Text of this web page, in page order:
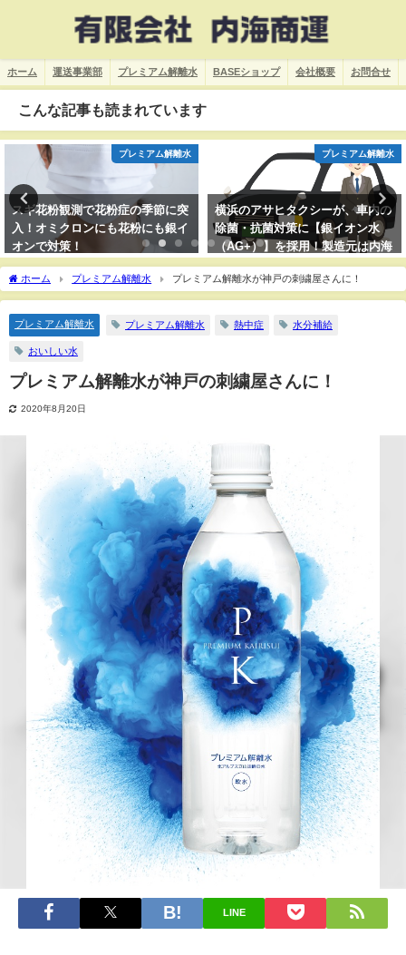
ホーム 運送事業部 プレミアム解離水 BASEショップ 会社概要 お問合せ
こんな記事も読まれています
プレミアム解離水
スギ花粉観測で花粉症の季節に突
入！オミクロンにも花粉にも銀イ
オンで対策！
プレミアム解離水
横浜のアサヒタクシーが、車内の
除菌・抗菌対策に【銀イオン水
（AG+）】を採用！製造元は内海
商運の扱う銀イオン+と同じ環境
サイエンス！
ホーム プレミアム解離水 プレミアム解離水が神戸の刺繍屋さんに！
プレミアム解離水 プレミアム解離水 熱中症 水分補給
おいしい水
プレミアム解離水が神戸の刺繍屋さんに！
2020年8月20日
LINE